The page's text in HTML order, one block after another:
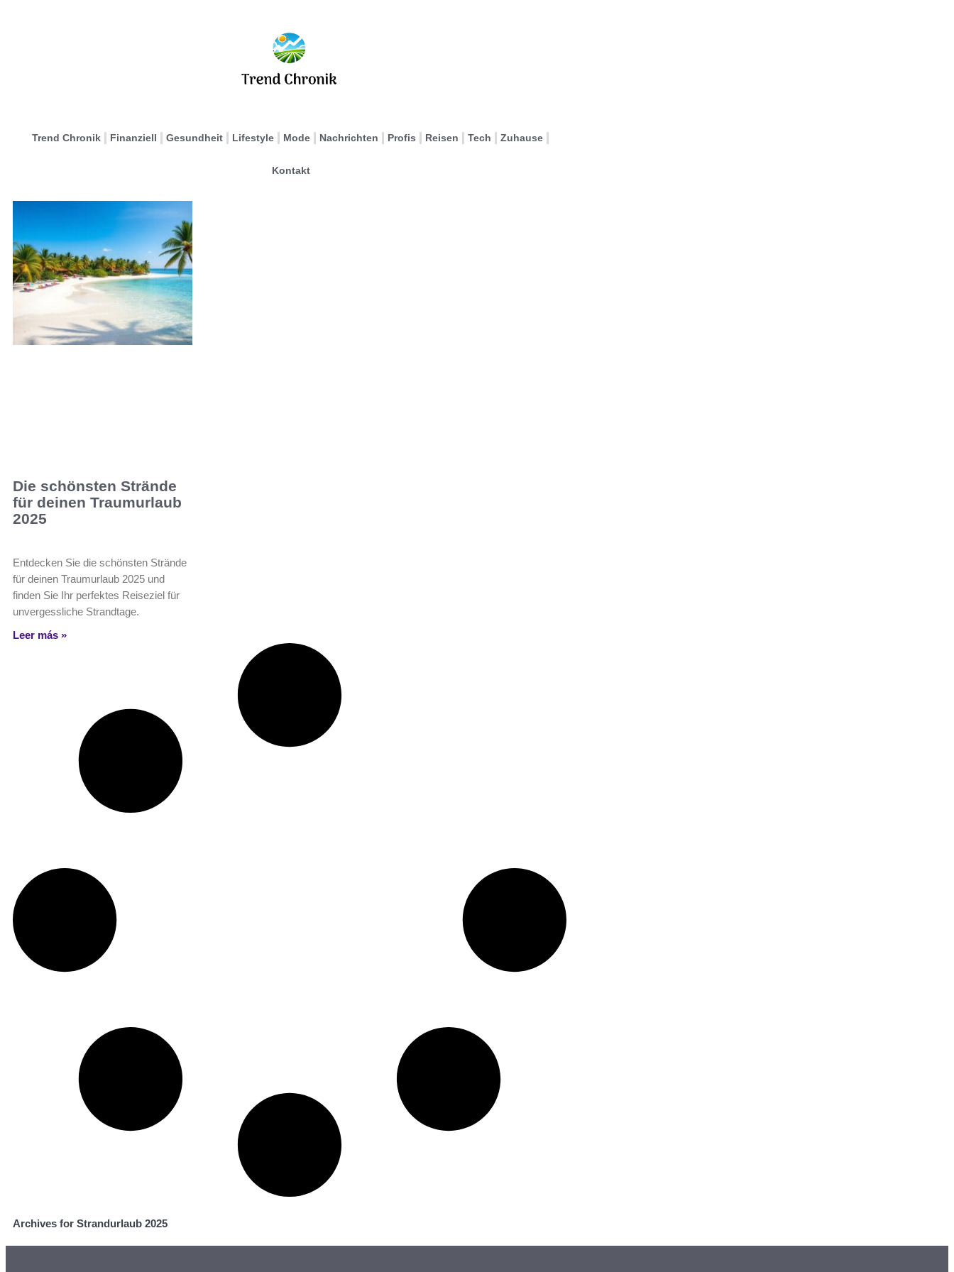
Trend Chronik Finanziell Gesundheit Lifestyle Mode Nachrichten Profis Reisen Tech Zuhause
Kontakt
Die schönsten Strände
für deinen Traumurlaub
2025
Entdecken Sie die schönsten Strände
für deinen Traumurlaub 2025 und
finden Sie Ihr perfektes Reiseziel für
unvergessliche Strandtage.
Leer más »
Archives for Strandurlaub 2025